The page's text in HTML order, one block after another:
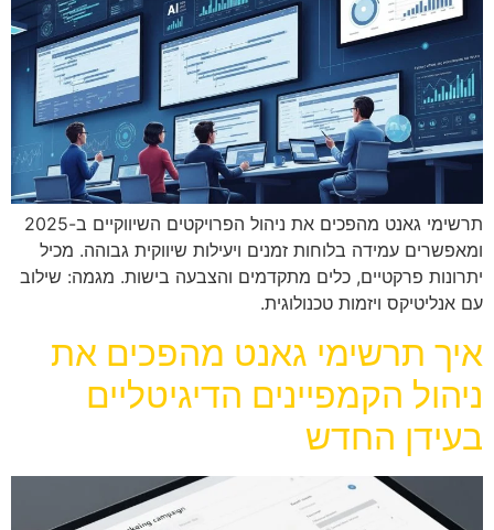
תרשימי גאנט מהפכים את ניהול הפרויקטים השיווקיים ב-2025
ומאפשרים עמידה בלוחות זמנים ויעילות שיווקית גבוהה. מכיל
יתרונות פרקטיים, כלים מתקדמים והצבעה בישות. מגמה: שילוב
עם אנליטיקס ויזמות טכנולוגית.
איך תרשימי גאנט מהפכים את
ניהול הקמפיינים הדיגיטליים
בעידן החדש